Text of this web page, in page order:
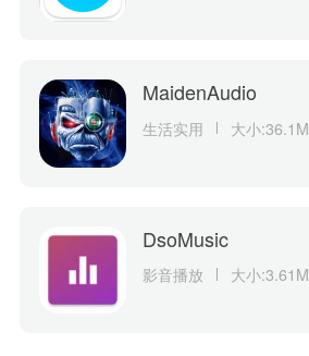
MaidenAudio
生活实用 大小:36.1M
DsoMusic
影音播放 大小:3.61M